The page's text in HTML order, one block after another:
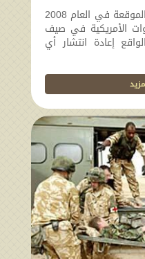
وأضافت أن الإتفاقية الأمنية الموقعة في العام 2008
الأمريكية في صيف
إعادة انتشار أي